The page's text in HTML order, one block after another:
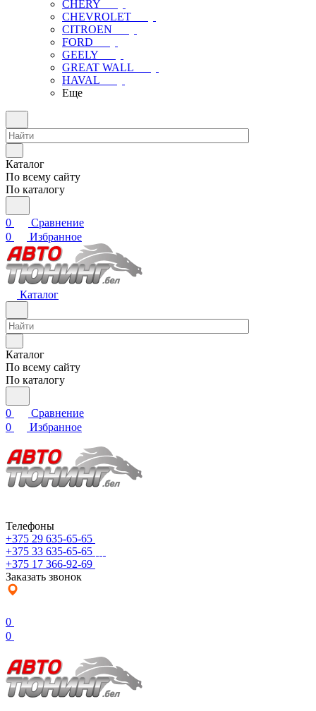
CHERY
CHEVROLET
CITROEN
FORD
GEELY
GREAT WALL
HAVAL
Еще
Каталог
По всему сайту
По каталогу
0
Сравнение
0
Избранное
Каталог
Каталог
По всему сайту
По каталогу
0
Сравнение
0
Избранное
Телефоны
+375 29 635-65-65
+375 33 635-65-65
+375 17 366-92-69
Заказать звонок
0
0